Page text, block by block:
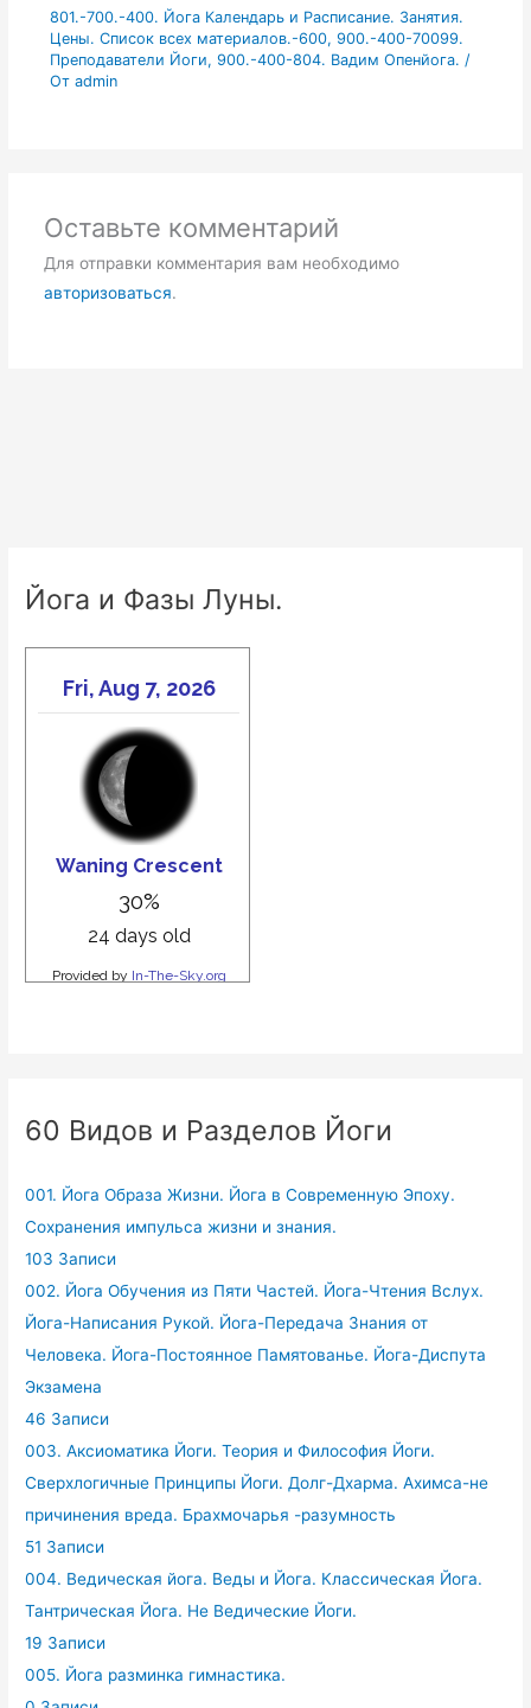
801.-700.-400. Йога Календарь и Расписание. Занятия.
Цены. Список всех материалов.-600, 900.-400-70099.
Преподаватели Йоги, 900.-400-804. Вадим Опенйога. /
От admin
Оставьте комментарий
Для отправки комментария вам необходимо
авторизоваться.
Йога и Фазы Луны.
60 Видов и Разделов Йоги
001. Йога Образа Жизни. Йога в Современную Эпоху.
Сохранения импульса жизни и знания.
103 Записи
002. Йога Обучения из Пяти Частей. Йога-Чтения Вслух.
Йога-Написания Рукой. Йога-Передача Знания от
Человека. Йога-Постоянное Памятованье. Йога-Диспута
Экзамена
46 Записи
003. Аксиоматика Йоги. Теория и Философия Йоги.
Сверхлогичные Принципы Йоги. Долг-Дхарма. Ахимса-не
причинения вреда. Брахмочарья -разумность
51 Записи
004. Ведическая йога. Веды и Йога. Классическая Йога.
Тантрическая Йога. Не Ведические Йоги.
19 Записи
005. Йога разминка гимнастика.